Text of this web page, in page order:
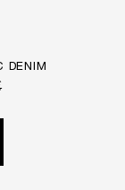
DENIM